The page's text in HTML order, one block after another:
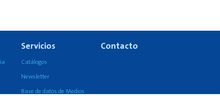
Servicios
Catálogos
Newsletter
Base de datos de Medios
Contacto